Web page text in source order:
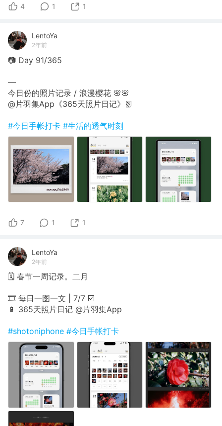
4 1 1
LentoYa
2年前
📷 Day 91/365
—
今日份的照片记录 / 浪漫樱花 🌸🌸
@片羽集App《365天照片日记》📗
#今日手帐打卡 #生活的透气时刻
7 1 1
LentoYa
2年前
🗓 春节一周记录。二月
🎞 每日一图一文 | 7/7 ☑️
📱 365天照片日记 @片羽集App
#shotoniphone #今日手帐打卡